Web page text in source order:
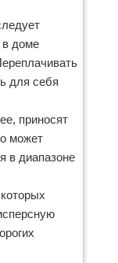
в доме
для себя
приносят
может
в диапазоне